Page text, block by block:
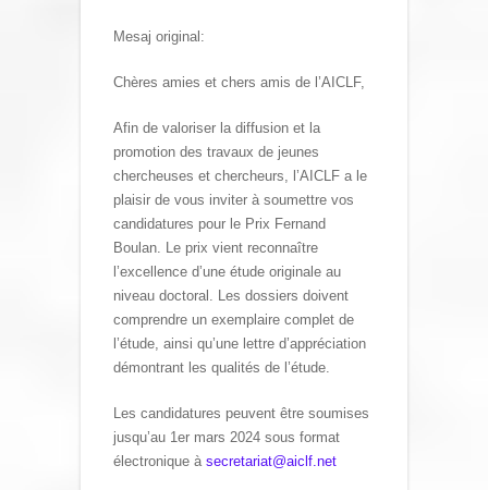
Mesaj original:
Chères amies et chers amis de l’AICLF,
Afin de valoriser la diffusion et la
promotion des travaux de jeunes
chercheuses et chercheurs, l’AICLF a le
plaisir de vous inviter à soumettre vos
candidatures pour le Prix Fernand
Boulan. Le prix vient reconnaître
l’excellence d’une étude originale au
niveau doctoral. Les dossiers doivent
comprendre un exemplaire complet de
l’étude, ainsi qu’une lettre d’appréciation
démontrant les qualités de l’étude.
Les candidatures peuvent être soumises
jusqu’au 1er mars 2024 sous format
électronique à secretariat@aiclf.net